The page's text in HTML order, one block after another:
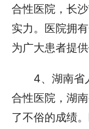
合性医院，长
实力。医院拥
为广大患者提
4、湖南省人
合性医院，湖
了不俗的成绩